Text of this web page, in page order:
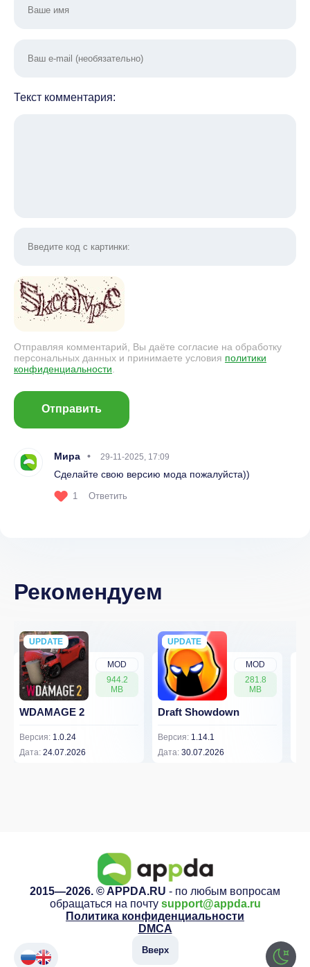
Текст комментария:
Отправляя комментарий, Вы даёте согласие на обработку
персональных данных и принимаете условия политики
конфиденциальности
Отправить
Мира 29-11-2025, 17:09
Сделайте свою версию мода пожалуйста))
1 Ответить
Рекомендуем
MOD
944.2
MB
UPDATE
NEW
WDAMAGE 2
Версия: 1.0.24
Дата: 24.07.2026
MOD
281.8
MB
UPDATE
NEW
Draft Showdown
Версия: 1.14.1
Дата: 30.07.2026
2015—2026. © APPDA.RU - по любым вопросам
обращаться на почту support@appda.ru
Политика конфиденциальности
DMCA
Вверх